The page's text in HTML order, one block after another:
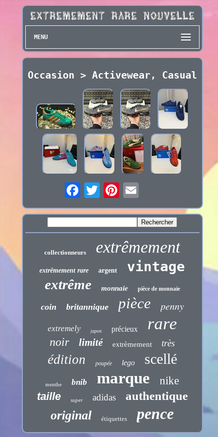
MENU
Occasion > Activewear, Casual
collectionneurs extrêmement
extrêmement rare argent vintage
extrême monnaie pièce de monnaie
coin britannique pièce penny
extremely japon précieux rare
noir limité extrèmement très
édition poupée lego scellé
menthe bnib marque
nike
taille
super adidas authentique
original étiquettes pence